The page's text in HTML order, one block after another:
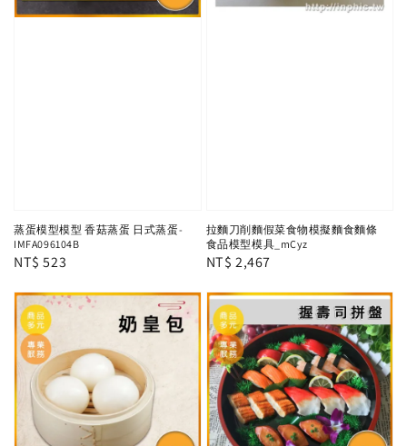
蒸蛋模型模型 香菇蒸蛋 日式蒸蛋-
IMFA096104B
Regular
NT$ 523
拉麵刀削麵假菜食物模擬麵食麵條
食品模型模具_mCyz
Regular
NT$ 2,467